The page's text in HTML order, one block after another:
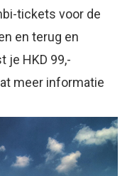
tickets voor de
en terug en
je HKD 99,-
meer informatie